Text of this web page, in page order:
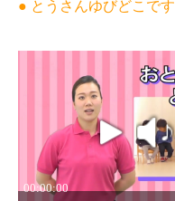
● とうさんゆびどこです